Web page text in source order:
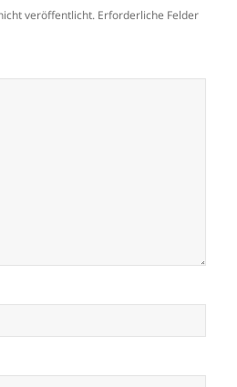
veröffentlicht. Erforderliche Felder